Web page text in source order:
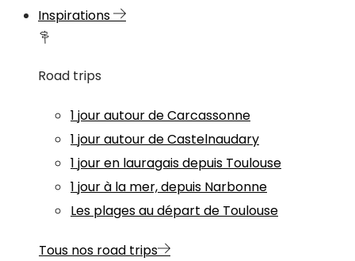
Inspirations
Road trips
1 jour autour de Carcassonne
1 jour autour de Castelnaudary
1 jour en lauragais depuis Toulouse
1 jour à la mer, depuis Narbonne
Les plages au départ de Toulouse
Tous nos road trips